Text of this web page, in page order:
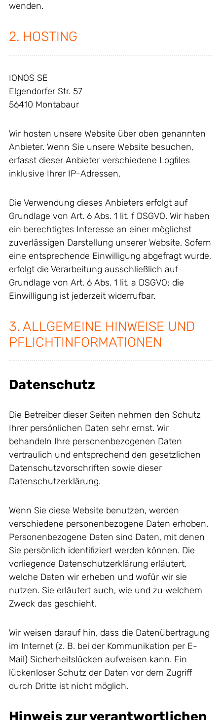
wenden.
2. HOSTING
IONOS SE
Elgendorfer Str. 57
56410 Montabaur
Wir hosten unsere Website über oben genannten
Anbieter. Wenn Sie unsere Website besuchen,
erfasst dieser Anbieter verschiedene Logfiles
inklusive Ihrer IP-Adressen.
Die Verwendung dieses Anbieters erfolgt auf
Grundlage von Art. 6 Abs. 1 lit. f DSGVO. Wir haben
ein berechtigtes Interesse an einer möglichst
zuverlässigen Darstellung unserer Website. Sofern
eine entsprechende Einwilligung abgefragt wurde,
erfolgt die Verarbeitung ausschließlich auf
Grundlage von Art. 6 Abs. 1 lit. a DSGVO; die
Einwilligung ist jederzeit widerrufbar.
3. ALLGEMEINE HINWEISE UND
PFLICHT­INFORMATIONEN
Datenschutz
Die Betreiber dieser Seiten nehmen den Schutz
Ihrer persönlichen Daten sehr ernst. Wir
behandeln Ihre personenbezogenen Daten
vertraulich und entsprechend den gesetzlichen
Datenschutzvorschriften sowie dieser
Datenschutzerklärung.
Wenn Sie diese Website benutzen, werden
verschiedene personenbezogene Daten erhoben.
Personenbezogene Daten sind Daten, mit denen
Sie persönlich identifiziert werden können. Die
vorliegende Datenschutzerklärung erläutert,
welche Daten wir erheben und wofür wir sie
nutzen. Sie erläutert auch, wie und zu welchem
Zweck das geschieht.
Wir weisen darauf hin, dass die Datenübertragung
im Internet (z. B. bei der Kommunikation per E-
Mail) Sicherheitslücken aufweisen kann. Ein
lückenloser Schutz der Daten vor dem Zugriff
durch Dritte ist nicht möglich.
Hinweis zur verantwortlichen